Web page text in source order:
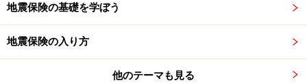
害保険」と比較すると割安です。
最近、取り扱いのある商品は「自転車向け
地震保険の基礎を学ぼう
地震保険の入り方
他のテーマも見る